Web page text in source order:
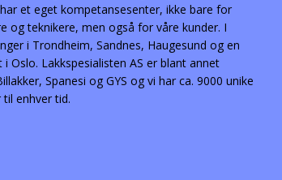
et eget kompetansesenter, ikke bare for
og teknikere, men også for våre kunder. I
i Trondheim, Sandnes, Haugesund og en
Oslo. Lakkspesialisten AS er blant annet
Spanesi og GYS og vi har ca. 9000 unike
enhver tid.